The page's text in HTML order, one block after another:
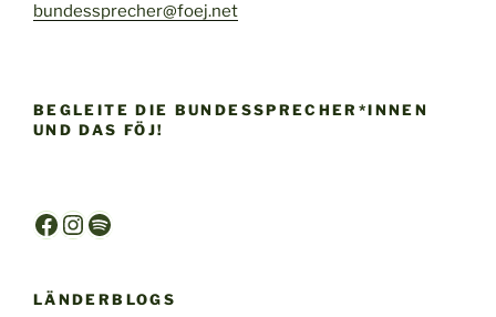
bundessprecher@foej.net
BEGLEITE DIE BUNDESSPRECHER*INNEN
UND DAS FÖJ!
Facebook
Instagram
Spotify
LÄNDERBLOGS